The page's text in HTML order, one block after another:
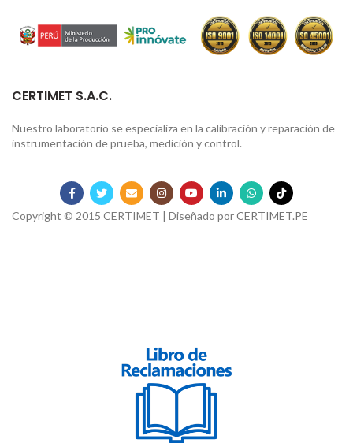
CERTIMET S.A.C.
Nuestro laboratorio se especializa en la calibración y reparación de
instrumentación de prueba, medición y control.
Copyright © 2015 CERTIMET | Diseñado porCERTIMET.PE